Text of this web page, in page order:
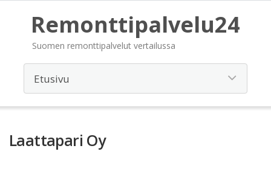
Remonttipalvelu24
Suomen remonttipalvelut vertailussa
Laattapari Oy